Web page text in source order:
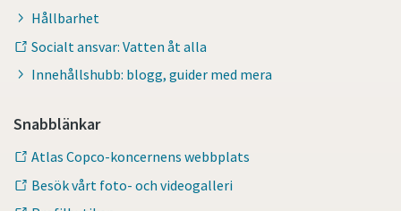
Hållbarhet
Socialt ansvar: Vatten åt alla
Innehållshubb: blogg, guider med mera
Snabblänkar
Atlas Copco-koncernens webbplats
Besök vårt foto- och videogalleri